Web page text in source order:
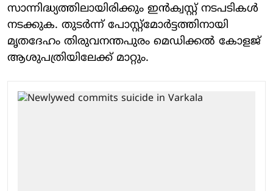
സാന്നിദ്ധ്യത്തിലായിരിക്കും ഇന്‍ക്വസ്റ്റ് നടപടികള്‍
നടക്കുക. തുടര്‍ന്ന് പോസ്റ്റ്‌മോര്‍ട്ടത്തിനായി
മൃതദേഹം തിരുവനന്തപുരം മെഡിക്കല്‍ കോളജ്
ആശുപത്രിയിലേക്ക് മാറ്റും.